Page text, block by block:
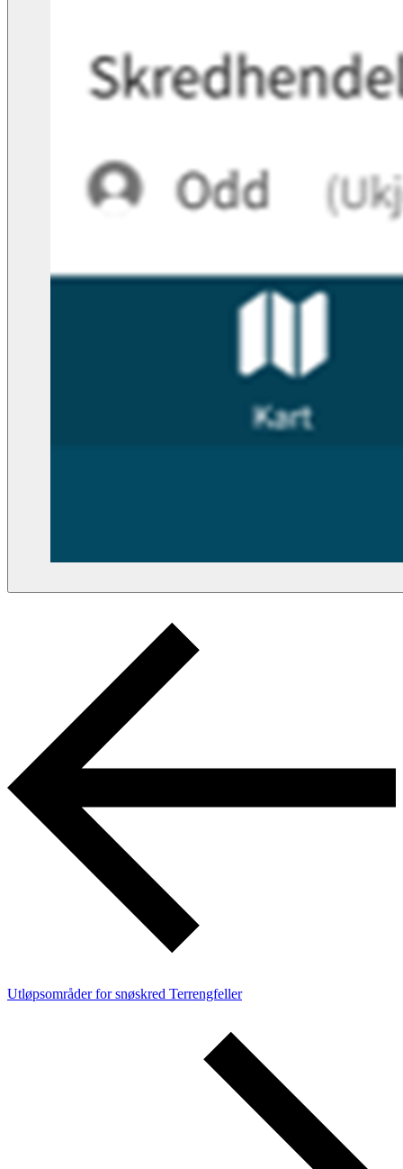
Utløpsområder for snøskred Terrengfeller